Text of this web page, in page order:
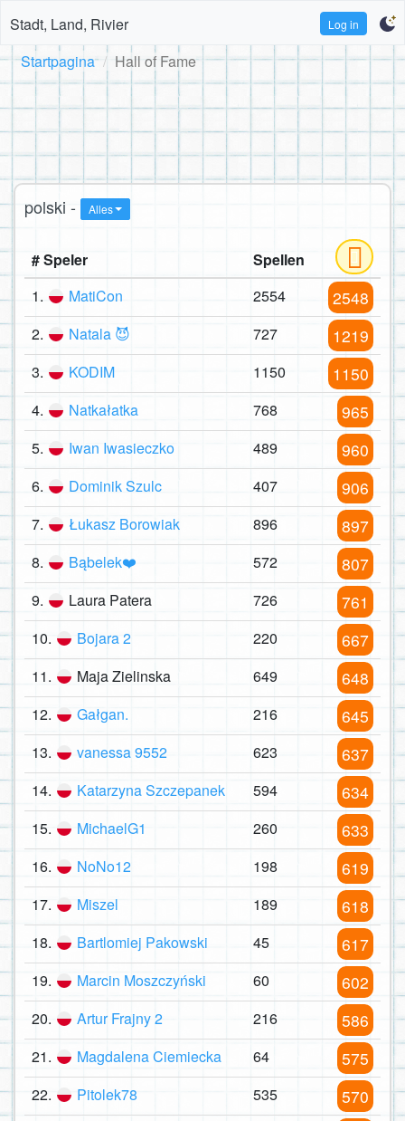
Stadt, Land, Rivier Log in
Startpagina Hall of Fame
polski - Alles
# Speler
Spellen
1.
MatiCon 2554 2548
2. Natala 😈 727 1219
3. KODIM 1150 1150
4. Natkałatka 768 965
5. Iwan Iwasieczko 489 960
6. Dominik Szulc 407 906
7. Łukasz Borowiak 896 897
8. Bąbelek❤️ 572 807
9. Laura Patera 726 761
10. Bojara 2 220 667
11. Maja Zielinska 649 648
12. Gałgan. 216 645
13. vanessa 9552 623 637
14. Katarzyna Szczepanek 594 634
15. MichaelG1 260 633
16. NoNo12 198 619
17. Miszel 189 618
18. Bartlomiej Pakowski 45 617
19. Marcin Moszczyński 60 602
20. Artur Frajny 2 216 586
21. Magdalena Ciemiecka 64 575
22. Pitolek78 535 570